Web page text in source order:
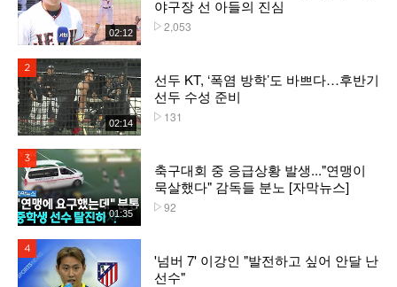
02:12
야구장 선 아들의 진심
2,053
02:14
선두 KT, ‘폭염 방학’도 바쁘다…후반기
선두 수성 준비
131
01:35
축구대회 중 응급상황 발생..."연맹이
묵살했다" 감독들 분노 [자막뉴스]
92
'넘버 7' 이강인 "발전하고 싶어 안달 난
선수"